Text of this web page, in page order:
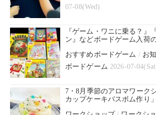
07-08(Wed)
『ゲーム・ワニに乗る？』
ン』などボードゲーム入荷
おすすめボードゲーム / お
ボードゲーム 2026-07-
7・8月季節のアロマワーク
カップケーキバスボム作り